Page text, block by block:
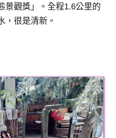
景觀獎」。全程1.6公里的
，很是清新。